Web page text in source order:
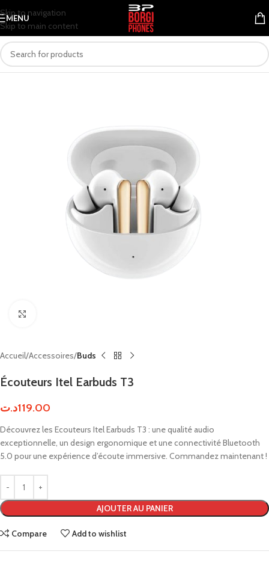
Skip to navigation
Skip to main content
MENU
Accueil Accessoires Buds
Écouteurs Itel Earbuds T3
119.00د.ت
Découvrez les Ecouteurs Itel Earbuds T3 : une qualité audio
exceptionnelle, un design ergonomique et une connectivité Bluetooth
5.0 pour une expérience d’écoute immersive. Commandez maintenant !
AJOUTER AU PANIER
Compare Add to wishlist